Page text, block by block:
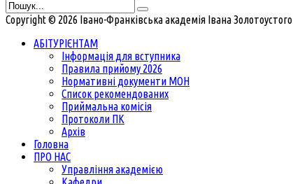
Copyright © 2026 Івано-Франківська академія Івана Золотоустого
АБІТУРІЄНТАМ
Інформація для вступника
Правила прийому 2026
Нормативні документи МОН
Список рекомендованих
Приймальна комісія
Протоколи ПК
Архів
Головна
ПРО НАС
Управління академією